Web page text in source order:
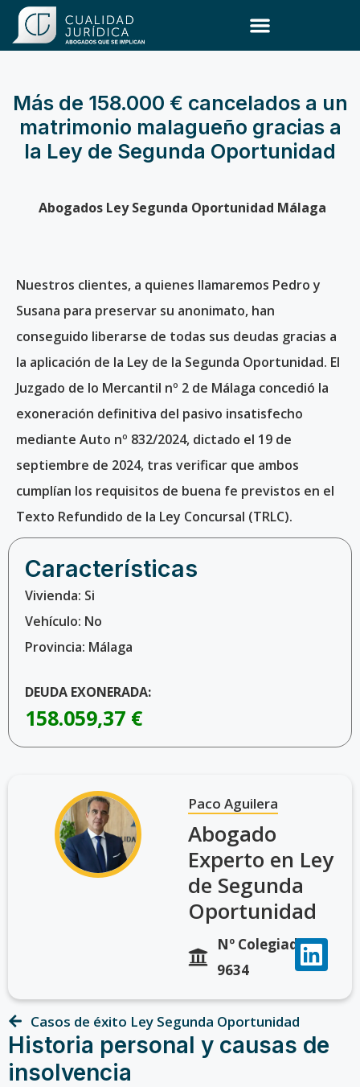
Más de 158.000 € cancelados a un
matrimonio malagueño gracias a
la Ley de Segunda Oportunidad
Abogados Ley Segunda Oportunidad Málaga
Nuestros clientes, a quienes llamaremos Pedro y
Susana para preservar su anonimato, han
conseguido liberarse de todas sus deudas gracias a
la aplicación de la Ley de la Segunda Oportunidad. El
Juzgado de lo Mercantil nº 2 de Málaga concedió la
exoneración definitiva del pasivo insatisfecho
mediante Auto nº 832/2024, dictado el 19 de
septiembre de 2024, tras verificar que ambos
cumplían los requisitos de buena fe previstos en el
Texto Refundido de la Ley Concursal (TRLC).
Características
Vivienda: Si
Vehículo: No
Provincia: Málaga
DEUDA EXONERADA:
158.059,37 €
Paco Aguilera
Abogado
Experto en Ley
de Segunda
Oportunidad
Nº Colegiado
9634
Casos de éxito Ley Segunda Oportunidad
Historia personal y causas de
insolvencia